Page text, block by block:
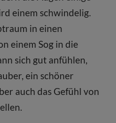
einem schwindelig.
in einen
einem Sog in die
sich gut anfühlen,
ein schöner
auch das Gefühl von